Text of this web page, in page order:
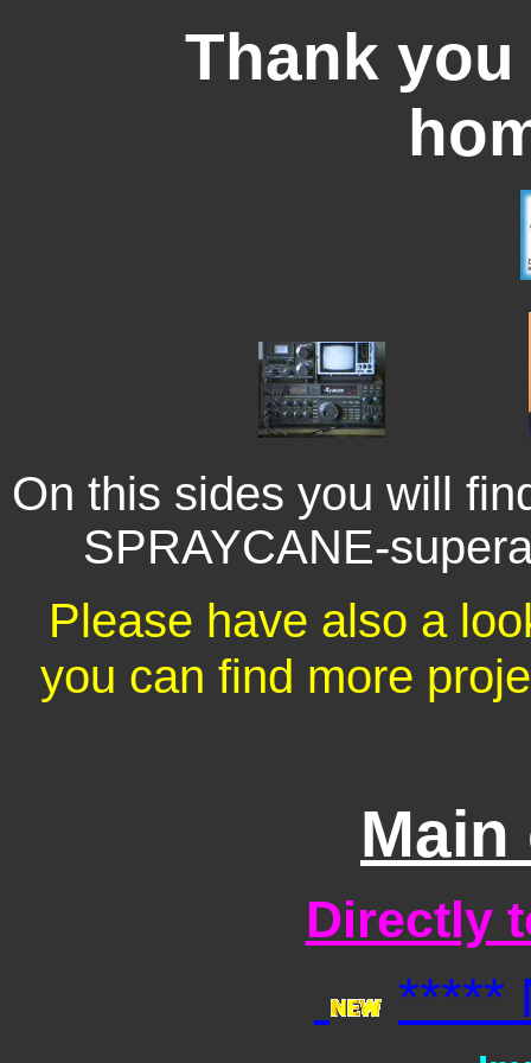
Thank
On this sides you will
SPRAYCANE-
Please have also a
you can find more
Directly
*****